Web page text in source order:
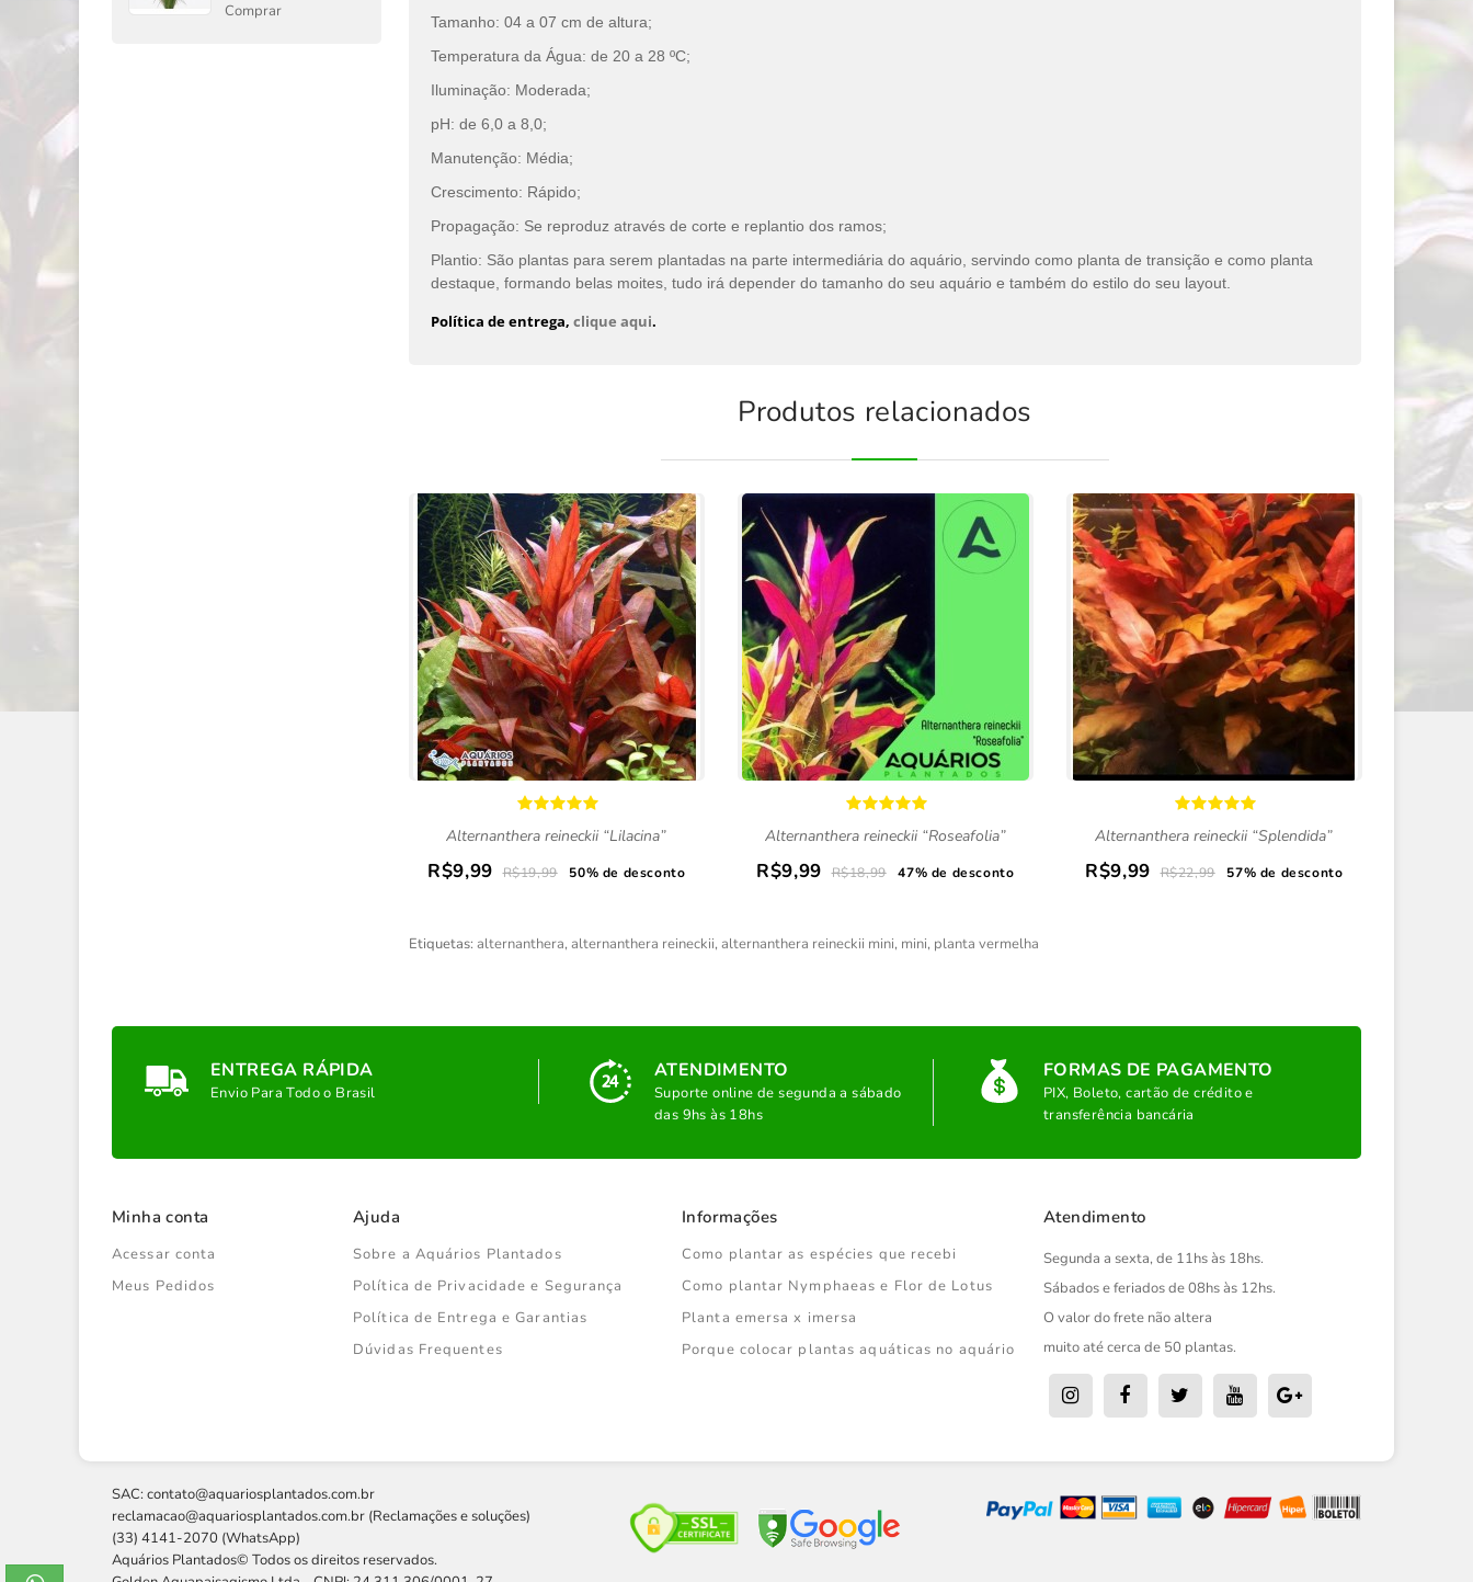
Comprar
Tamanho: 04 a 07 cm de altura;
Temperatura da Água: de 20 a 28 ºC;
Iluminação: Moderada;
pH: de 6,0 a 8,0;
Manutenção: Média;
Crescimento: Rápido;
Propagação: Se reproduz através de corte e replantio dos ramos;
Plantio: São plantas para serem plantadas na parte intermediária do aquário, servindo como planta de transição e como planta
destaque, formando belas moites, tudo irá depender do tamanho do seu aquário e também do estilo do seu layout.
Política de entrega, clique aqui.
Produtos relacionados
Alternanthera reineckii “Lilacina”
R$9,99 R$19,99 50% de desconto
Alternanthera reineckii “Roseafolia”
R$9,99 R$18,99 47% de desconto
Alternanthera reineckii “Splendida”
R$9,99 R$22,99 57% de desconto
Etiquetas: alternanthera, alternanthera reineckii, alternanthera reineckii mini, mini, planta vermelha
ENTREGA RÁPIDA
Envio Para Todo o Brasil
ATENDIMENTO
Suporte online de segunda a sábado
das 9hs às 18hs
FORMAS DE PAGAMENTO
PIX, Boleto, cartão de crédito e
transferência bancária
Minha conta
Acessar conta
Meus Pedidos
Ajuda
Sobre a Aquários Plantados
Política de Privacidade e Segurança
Política de Entrega e Garantias
Dúvidas Frequentes
Informações
Como plantar as espécies que recebi
Como plantar Nymphaeas e Flor de Lotus
Planta emersa x imersa
Porque colocar plantas aquáticas no aquário
Atendimento
Segunda a sexta, de 11hs às 18hs.
Sábados e feriados de 08hs às 12hs.
O valor do frete não altera
muito até cerca de 50 plantas.
SAC: contato@aquariosplantados.com.br
reclamacao@aquariosplantados.com.br (Reclamações e soluções)
(33) 4141-2070 (WhatsApp)
Aquários Plantados© Todos os direitos reservados.